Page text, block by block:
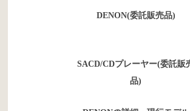
DENON(委託販売品)
SACD/CDプレーヤー(委託販
品)